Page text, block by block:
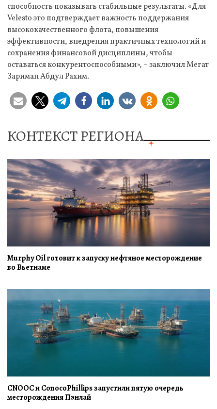
способность показывать стабильные результаты. «Для
Velesto это подтверждает важность поддержания
высококачественного флота, повышения
эффективности, внедрения практичных технологий и
сохранения финансовой дисциплины, чтобы
оставаться конкурентоспособными», – заключил Мегат
Зариман Абдул Рахим.
КОНТЕКСТ РЕГИОНА
Murphy Oil готовит к запуску нефтяное месторождение
во Вьетнаме
CNOOC и ConocoPhillips запустили пятую очередь
месторождения Пэнлай